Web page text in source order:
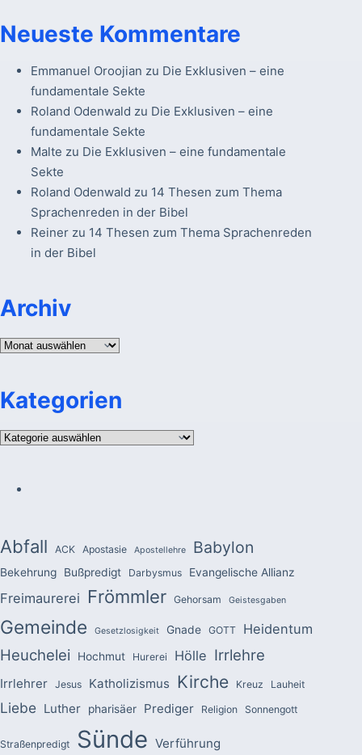
Neueste Kommentare
Emmanuel Oroojian zu Die Exklusiven – eine
fundamentale Sekte
Roland Odenwald zu Die Exklusiven – eine
fundamentale Sekte
Malte zu Die Exklusiven – eine fundamentale
Sekte
Roland Odenwald zu 14 Thesen zum Thema
Sprachenreden in der Bibel
Reinerzu 14 Thesen zum Thema Sprachenreden
in der Bibel
Archiv
Archiv
Kategorien
Kategorien
Abfall ACK Apostasie Apostellehre Babylon
Bekehrung Bußpredigt Darbysmus Evangelische Allianz
Freimaurerei Frömmler Gehorsam Geistesgaben
Gemeinde Gesetzlosigkeit Gnade GOTT Heidentum
Heuchelei Hochmut Hurerei Hölle Irrlehre
Irrlehrer Jesus Katholizismus Kirche Kreuz Lauheit
Liebe Luther pharisäer Prediger Religion Sonnengott
Straßenpredigt Sünde Verführung